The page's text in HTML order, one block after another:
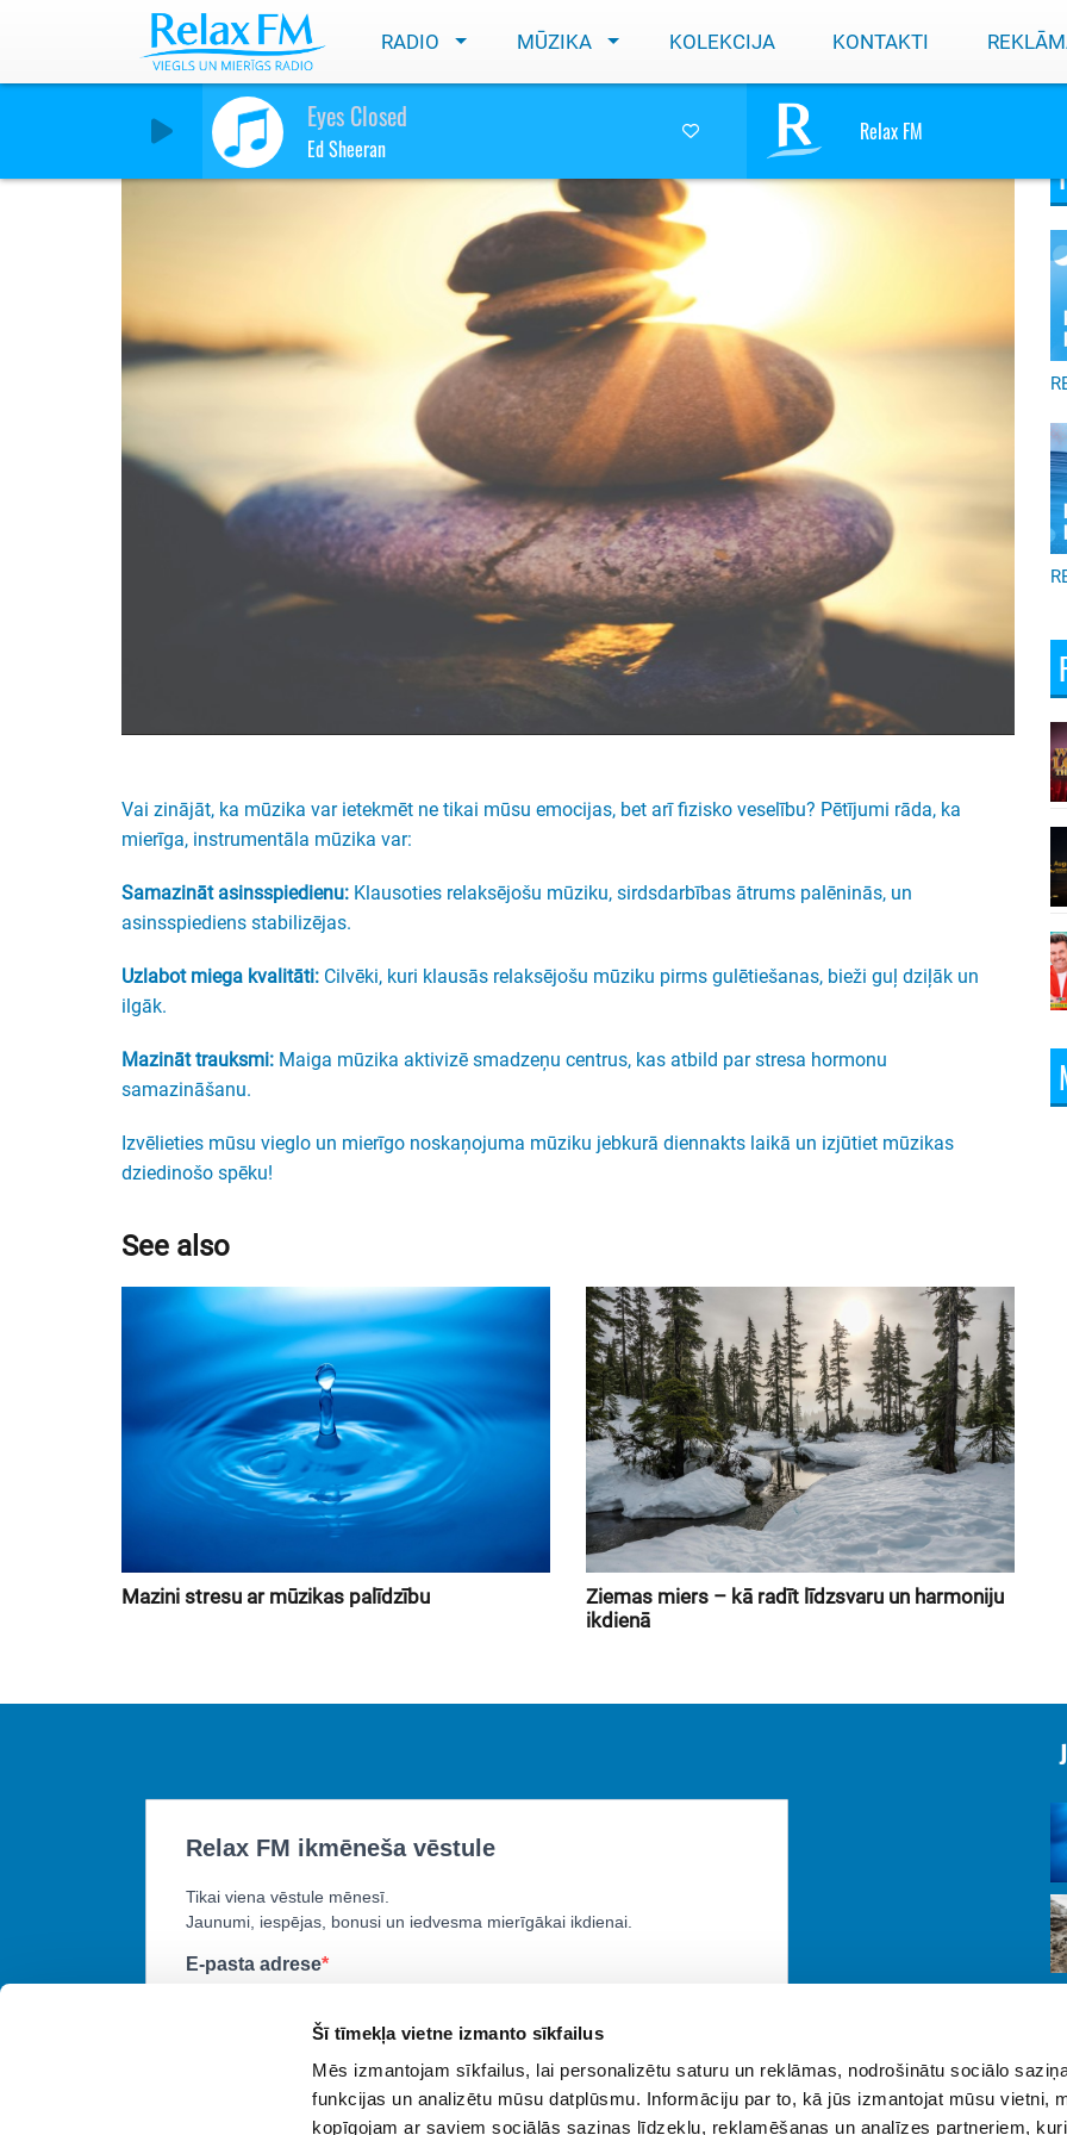
Šī tīmekļa vietne izmanto sīkfailus
Mēs izmantojam sīkfailus, lai personalizētu saturu un reklāmas, nodrošinātu sociālo
funkcijas un analizētu mūsu datplūsmu. Informāciju par to, kā jūs izmantojat mūsu vietni,
kopīgojam ar saviem sociālās saziņas līdzekļu, reklamēšanas un analīzes partneriem,
RADIO MŪZIKA KOLEKCIJA KONTAKTI
Eyes Closed
Ed Sheeran
Relax FM
Mūzikas ietekme uz ķermeni un prātu
Vai zinājāt, ka mūzika var ietekmēt ne tikai mūsu emocijas, bet arī fizisko veselību? Pētījumi rāda, ka
mierīga, instrumentāla mūzika var:
Samazināt asinsspiedienu: Klausoties relaksējošu mūziku, sirdsdarbības ātrums palēninās, un
asinsspiediens stabilizējas.
Uzlabot miega kvalitāti: Cilvēki, kuri klausās relaksējošu mūziku pirms gulētiešanas, bieži guļ dziļāk un
ilgāk.
Mazināt trauksmi: Maiga mūzika aktivizē smadzeņu centrus, kas atbild par stresa hormonu
samazināšanu.
Izvēlieties mūsu vieglo un mierīgo noskaņojuma mūziku jebkurā diennakts laikā un izjūtiet mūzikas
dziedinošo spēku!
See also
Mazini stresu ar mūzikas palīdzību
Ziemas miers – kā radīt līdzsvaru un harmoniju
ikdienā